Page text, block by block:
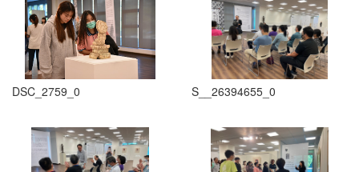
DSC_2759_0 S__26394655_0